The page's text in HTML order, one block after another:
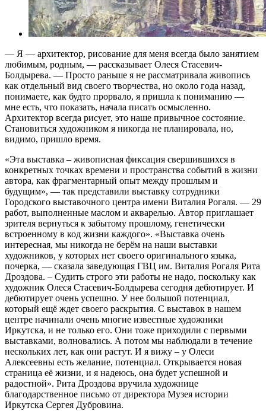
— Я — архитектор, рисование для меня всегда было занятием
любимым, родным, — рассказывает Олеся Стасевич-
Болдырева. — Просто раньше я не рассматривала живопись
как отдельный вид своего творчества, но около года назад,
понимаете, как будто прорвало, я пришла к пониманию —
мне есть, что показать, начала писать осмысленно.
Архитектор всегда рисует, это наше привычное состояние.
Становиться художником я никогда не планировала, но,
видимо, пришло время.
«Эта выставка – живописная фиксация свершившихся в
конкретных точках времени и пространства событий в жизни
автора, как фрагментарный опыт между прошлым и
будущим», — так представили выставку сотрудники
Городского выставочного центра имени Виталия Рогаля. — 29
работ, выполненные маслом и акварелью. Автор приглашает
зрителя вернуться к забытому прошлому, генетически
встроенному в код жизни каждого». «Выставка очень
интересная, мы никогда не берём на наши выставки
художников, у которых нет своего оригинального языка,
почерка, — сказала заведующая ГВЦ им. Виталия Рогаля Рита
Дроздова. – Судить строго эти работы не надо, поскольку как
художник Олеся Стасевич-Болдырева сегодня дебютирует. И
дебютирует очень успешно. У нее большой потенциал,
который ещё ждет своего раскрытия. С выставок в нашем
центре начинали очень многие известные художники
Иркутска, и не только его. Они тоже приходили с первыми
выставками, волновались. А потом мы наблюдали в течение
нескольких лет, как они растут. И я вижу – у Олеси
Алексеевны есть желание, потенциал. Открывается новая
страница её жизни, и я надеюсь, она будет успешной и
радостной». Рита Дроздова вручила художнице
благодарственное письмо от директора Музея истории
Иркутска Сергея Дубровина.